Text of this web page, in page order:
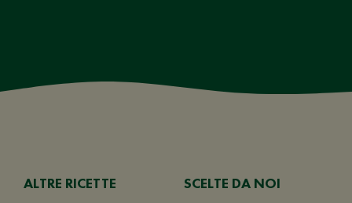
ALTRE RICETTE SCELTE DA NOI